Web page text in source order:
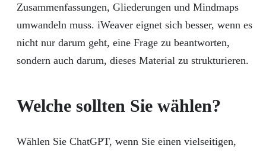
Zusammenfassungen, Gliederungen und Mindmaps
umwandeln muss. iWeaver eignet sich besser, wenn es
nicht nur darum geht, eine Frage zu beantworten,
sondern auch darum, dieses Material zu strukturieren.
Welche sollten Sie wählen?
Wählen Sie ChatGPT, wenn Sie einen vielseitigen,